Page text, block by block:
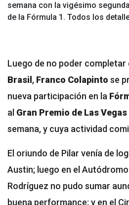
semana con la vigésimo
de la Fórmula 1. Todos los
Luego de no poder completar
Brasil , Franco Colapinto se
nueva participación en la
al Gran Premio de Las Vegas
semana, y cuya actividad
El oriundo de Pilar venía de
Austin; luego en el
Rodríguez no pudo sumar
buena performance; y en el